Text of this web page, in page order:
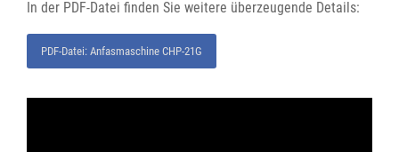
In der PDF-Datei finden Sie weitere überzeugende Details:
PDF-Datei: Anfasmaschine CHP-21G